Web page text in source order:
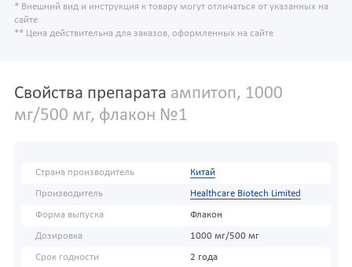
* Внешний вид и инструкция к товару могут отличаться от указанных на
сайте
** Цена действительна для заказов, оформленных на сайте
Свойства препарата ампитоп, 1000
мг/500 мг, флакон №1
Страна производитель Китай
Производитель Healthcare Biotech Limited
Форма выпуска Флакон
Дозировка 1000 мг/500 мг
Срок годности 2 года